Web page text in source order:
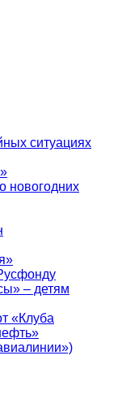
ситуациях
новогодних
– детям
«Клуба